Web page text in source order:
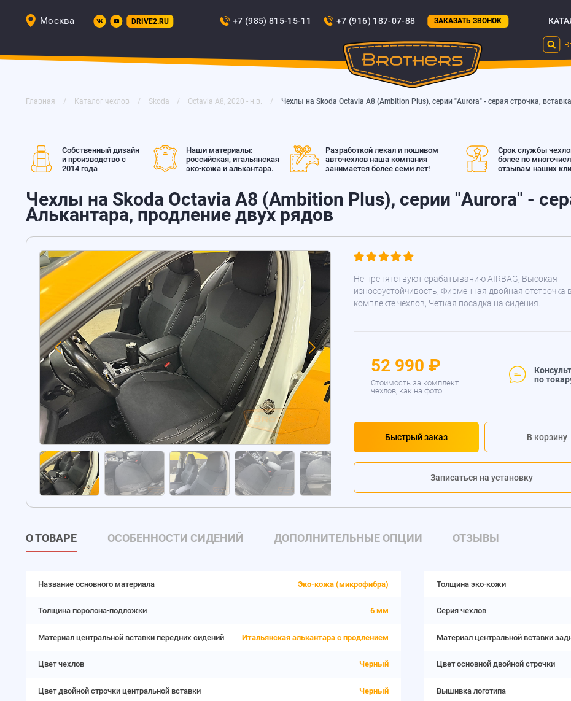
Москва DRIVE2.RU +7 (985) 815-15-11 +7 (916) 187-07-88 ЗАКАЗАТЬ ЗВОНОК
Главная Каталог чехлов Skoda Octavia A8, 2020 - н.в. Чехлы на Skoda Octavia A8 (Ambition Plus), серии "Aurora" - серая строчка,
Собственный дизайн
и производство с
2014 года
Наши материалы:
российская, итальянская
эко-кожа и алькантара.
Разработкой лекал и пошивом
авточехлов наша компания
занимается более семи лет!
Срок службы
более по
отзывам наших
Чехлы на Skoda Octavia A8 (Ambition Plus), серии "Aurora" -
Алькантара, продление двух рядов
Не препятствуют срабатыванию AIRBAG, Высокая
износоустойчивость, Фирменная двойная отстрочка
комплекте чехлов, Четкая посадка на сидения.
52 990 ₽
Стоимость за комплект
чехлов, как на фото
по
Быстрый заказ В корзину
Записаться на установку
О ТОВАРЕ ОСОБЕННОСТИ СИДЕНИЙ ДОПОЛНИТЕЛЬНЫЕ ОПЦИИ ОТЗЫВЫ
Название основного материала Эко-кожа (микрофибра) Толщина эко-кожи
Толщина поролона-подложки 6 мм Серия чехлов
Материал центральной вставки передних сидений Итальянская алькантара с продлением Материал центральной вставки
Цвет чехлов Черный Цвет основной двойной строчки
Цвет двойной строчки центральной вставки Черный Вышивка логотипа